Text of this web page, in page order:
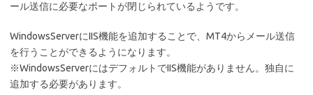
ール送信に必要なポートが閉じられているようです。
WindowsServerにIIS機能を追加することで、MT4からメール送信
を行うことができるようになります。
※WindowsServerにはデフォルトでIIS機能がありません。独自に
追加する必要があります。